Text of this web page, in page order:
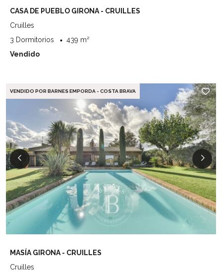
CASA DE PUEBLO GIRONA - CRUILLES
Cruilles
3 Dormitorios
439 m²
Vendido
VENDIDO POR BARNES EMPORDA - COSTA BRAVA
MASÍA GIRONA - CRUILLES
Cruilles